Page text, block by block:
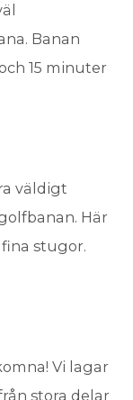
Banan
15 minuter
väldigt
Här
stugor.
Vi lagar
stora delar